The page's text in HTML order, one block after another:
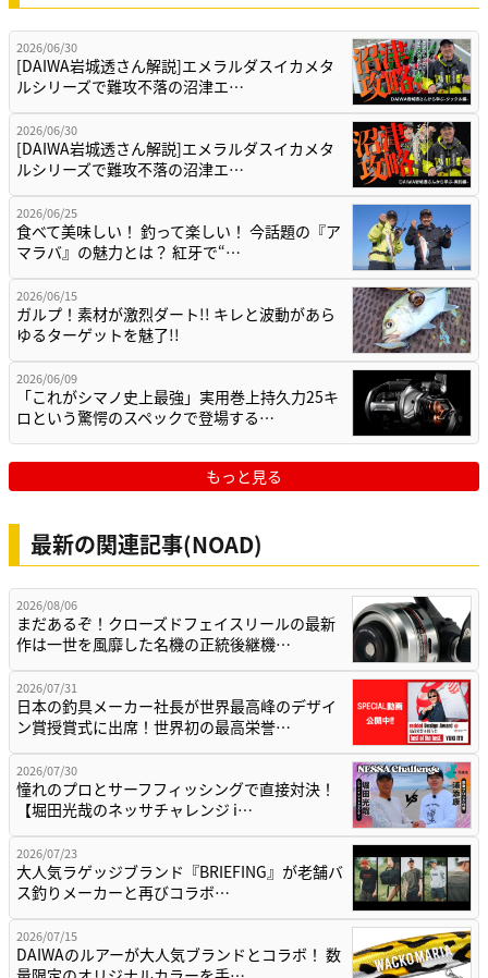
2026/06/30
[DAIWA岩城透さん解説]エメラルダスイカメタ
ルシリーズで難攻不落の沼津エ…
2026/06/30
[DAIWA岩城透さん解説]エメラルダスイカメタ
ルシリーズで難攻不落の沼津エ…
2026/06/25
食べて美味しい！ 釣って楽しい！ 今話題の『ア
マラバ』の魅力とは？ 紅牙で“…
2026/06/15
ガルプ！素材が激烈ダート!! キレと波動があら
ゆるターゲットを魅了!!
2026/06/09
「これがシマノ史上最強」実用巻上持久力25キ
ロという驚愕のスペックで登場する…
もっと見る
最新の関連記事(NOAD)
2026/08/06
まだあるぞ！クローズドフェイスリールの最新
作は一世を風靡した名機の正統後継機…
2026/07/31
日本の釣具メーカー社長が世界最高峰のデザイ
ン賞授賞式に出席！世界初の最高栄誉…
2026/07/30
憧れのプロとサーフフィッシングで直接対決！
【堀田光哉のネッサチャレンジ i…
2026/07/23
大人気ラゲッジブランド『BRIEFING』が老舗バ
ス釣りメーカーと再びコラボ…
2026/07/15
DAIWAのルアーが大人気ブランドとコラボ！ 数